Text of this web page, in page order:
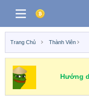
Trang Chủ Thành Viên
Hướng